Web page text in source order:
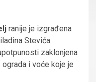
ranije je izgrađena
Stevića.
zaklonjena
ograda i voće koje je